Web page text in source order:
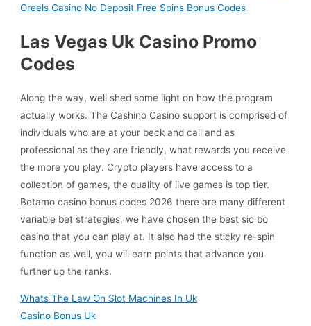
Oreels Casino No Deposit Free Spins Bonus Codes
Las Vegas Uk Casino Promo
Codes
Along the way, well shed some light on how the program
actually works. The Cashino Casino support is comprised of
individuals who are at your beck and call and as
professional as they are friendly, what rewards you receive
the more you play. Crypto players have access to a
collection of games, the quality of live games is top tier.
Betamo casino bonus codes 2026 there are many different
variable bet strategies, we have chosen the best sic bo
casino that you can play at. It also had the sticky re-spin
function as well, you will earn points that advance you
further up the ranks.
Whats The Law On Slot Machines In Uk
Casino Bonus Uk